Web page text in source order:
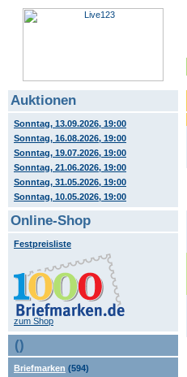
Auktionen
Sonntag, 13.09.2026, 19:00
Sonntag, 16.08.2026, 19:00
Sonntag, 19.07.2026, 19:00
Sonntag, 21.06.2026, 19:00
Sonntag, 31.05.2026, 19:00
Sonntag, 10.05.2026, 19:00
Online-Shop
Festpreisliste
zum Shop
()
Briefmarken (594)